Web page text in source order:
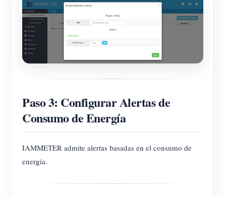
Paso 3: Configurar Alertas de
Consumo de Energía
IAMMETER admite alertas basadas en el consumo de
energía.